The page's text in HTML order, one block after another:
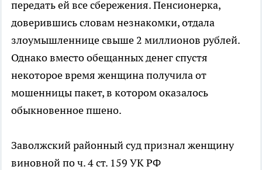
передать ей все сбережения. Пенсионерка,
доверившись словам незнакомки, отдала
злоумышленнице свыше 2 миллионов рублей.
Однако вместо обещанных денег спустя
некоторое время женщина получила от
мошенницы пакет, в котором оказалось
обыкновенное пшено.
Заволжский районный суд признал женщину
виновной по ч. 4 ст. 159 УК РФ